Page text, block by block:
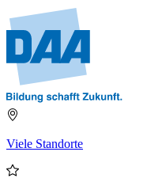
Viele Standorte